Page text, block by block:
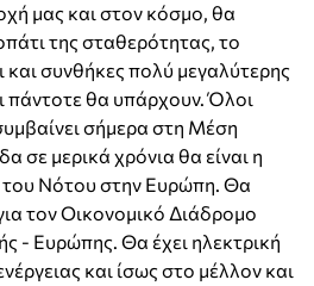
μας και στον κόσμο, θα
της σταθερότητας, το
και συνθήκες πολύ μεγαλύτερης
πάντοτε θα υπάρχουν. Όλοι
σήμερα στη Μέση
σε μερικά χρόνια θα είναι η
του Νότου στην Ευρώπη. Θα
τον Οικονομικό Διάδρομο
- Ευρώπης. Θα έχει ηλεκτρική
και ίσως στο μέλλον και